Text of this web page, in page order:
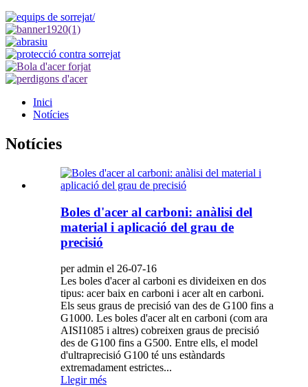
Inici
Notícies
Notícies
Boles d'acer al carboni: anàlisi del
material i aplicació del grau de
precisió
per admin el 26-07-16
Les boles d'acer al carboni es divideixen en dos
tipus: acer baix en carboni i acer alt en carboni.
Els seus graus de precisió van des de G100 fins a
G1000. Les boles d'acer alt en carboni (com ara
AISI1085 i altres) cobreixen graus de precisió
des de G100 fins a G500. Entre ells, el model
d'ultraprecisió G100 té uns estàndards
extremadament estrictes...
Llegir més